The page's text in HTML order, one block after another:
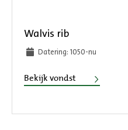
Walvis rib
Datering: 1050-nu
Bekijk vondst Walvis rib